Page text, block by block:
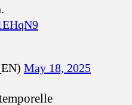
May 18, 2025